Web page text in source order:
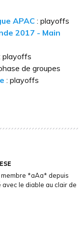
APAC: playoffs
2017 - Main
playoffs
de groupes
: playoffs
*aAa* depuis
le diable au clair de